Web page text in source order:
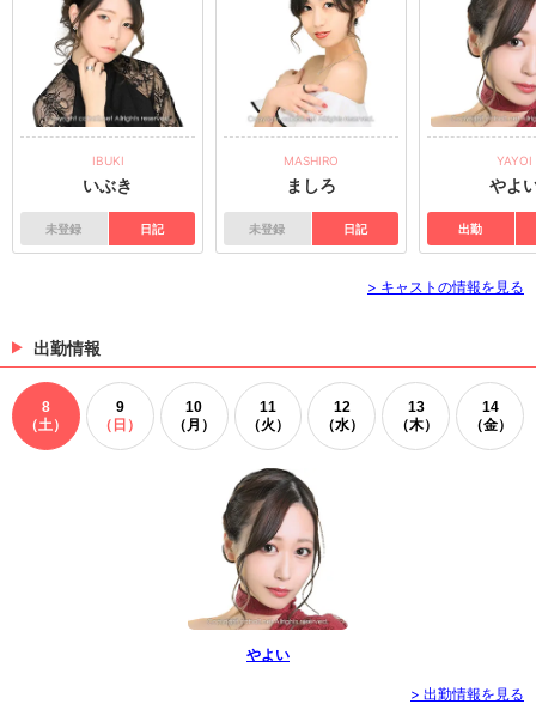
から！！ やよいさんのページはコチラから！！ ますみ
さんのページはコチラから！！ いぶきさんのページは
コチラから！！
（12/26 14:00）
ホットニュース一覧を見る
IBUKI
いぶき
未登録 日記
MASHIRO
ましろ
未登録 日記
YAYOI
やよ
出勤
> キャストの情報を見る
出勤情報
8
（土）
9
（日）
10
（月）
11
（火）
12
（水）
13
（木）
14
（金）
やよい
> 出勤情報を見る